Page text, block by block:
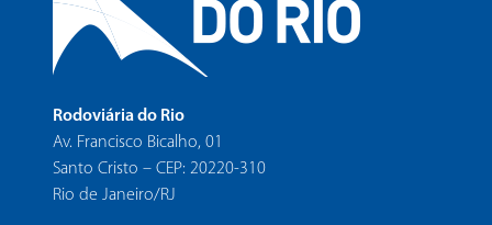
Rodoviária do Rio
Av. Francisco Bicalho, 01
Santo Cristo – CEP: 20220-310
Rio de Janeiro/RJ